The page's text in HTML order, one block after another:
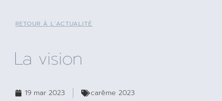
RETOUR À L'ACTUALITÉ
La vision
19 mar 2023 carême 2023